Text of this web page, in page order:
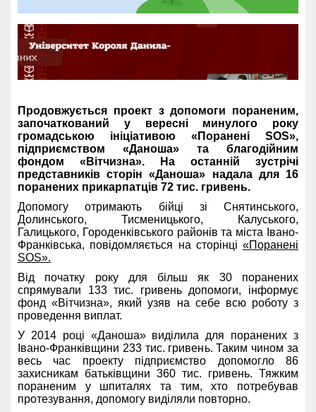
Продовжується проект з допомоги пораненим,
започаткований у вересні минулого року
громадською ініціативою «Поранені SOS»,
підприємством «Даноша» та благодійним
фондом «Вітчизна». На останній зустрічі
представників сторін «Даноша» надала для 16
поранених прикарпатців 72 тис. гривень.
Допомогу отримають бійці зі Снятинського,
Долинського, Тисменицького, Калуського,
Галицького, Городенківського районів та міста Івано-
Франківська, повідомляється на сторінці «Поранені
SOS».
Від початку року для більш як 30 поранених
спрямували 133 тис. гривень допомоги, інформує
фонд «Вітчизна», який узяв на себе всю роботу з
проведення виплат.
У 2014 році «Даноша» виділила для поранених з
Івано-Франківщини 233 тис. гривень. Таким чином за
весь час проекту підприємство допомогло 86
захисникам батьківщини 360 тис. гривень. Тяжким
пораненим у шпиталях та тим, хто потребував
протезування, допомогу виділяли повторно.